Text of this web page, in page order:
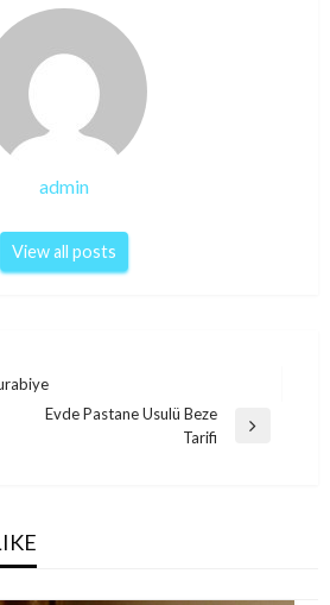
admin
View all posts
Evde Pastane Usulü Beze
Tarifi